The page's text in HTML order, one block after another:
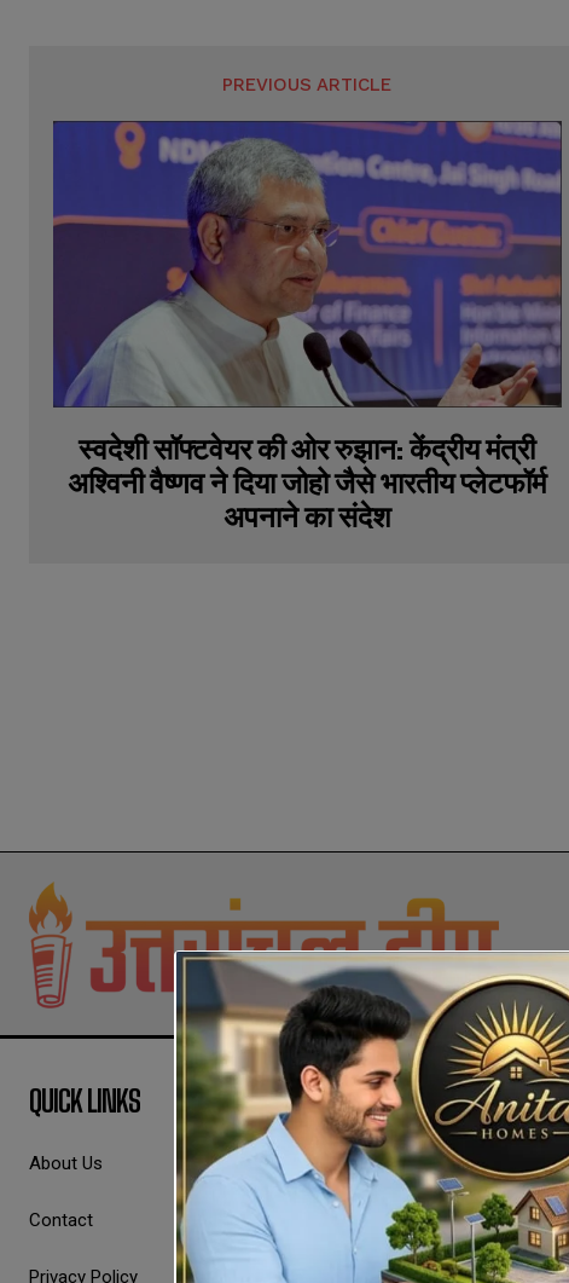
PREVIOUS ARTICLE
स्वदेशी सॉफ्टवेयर की ओर रुझान: केंद्रीय मंत्री
अश्विनी वैष्णव ने दिया जोहो जैसे भारतीय प्लेटफॉर्म
अपनाने का संदेश
QUICK LINKS
About Us
Contact
Privacy Policy